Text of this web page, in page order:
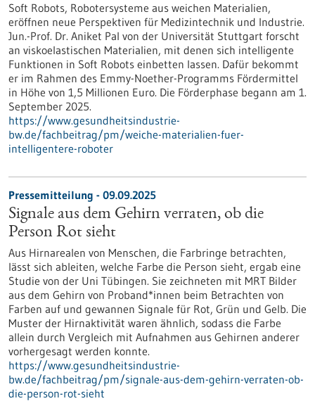
Soft Robots, Robotersysteme aus weichen Materialien,
eröffnen neue Perspektiven für Medizintechnik und Industrie.
Jun.-Prof. Dr. Aniket Pal von der Universität Stuttgart forscht
an viskoelastischen Materialien, mit denen sich intelligente
Funktionen in Soft Robots einbetten lassen. Dafür bekommt
er im Rahmen des Emmy-Noether-Programms Fördermittel
in Höhe von 1,5 Millionen Euro. Die Förderphase begann am 1.
September 2025.
https://www.gesundheitsindustrie-
bw.de/fachbeitrag/pm/weiche-materialien-fuer-
intelligentere-roboter
Pressemitteilung - 09.09.2025
Signale aus dem Gehirn verraten, ob die
Person Rot sieht
Aus Hirnarealen von Menschen, die Farbringe betrachten,
lässt sich ableiten, welche Farbe die Person sieht, ergab eine
Studie von der Uni Tübingen. Sie zeichneten mit MRT Bilder
aus dem Gehirn von Proband*innen beim Betrachten von
Farben auf und gewannen Signale für Rot, Grün und Gelb. Die
Muster der Hirnaktivität waren ähnlich, sodass die Farbe
allein durch Vergleich mit Aufnahmen aus Gehirnen anderer
vorhergesagt werden konnte.
https://www.gesundheitsindustrie-
bw.de/fachbeitrag/pm/signale-aus-dem-gehirn-verraten-ob-
die-person-rot-sieht